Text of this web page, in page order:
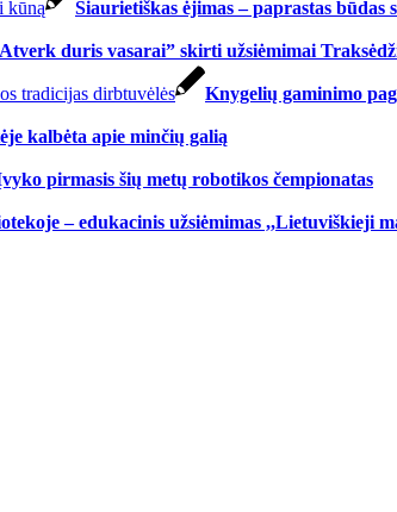
Šiaurietiškas ėjimas – paprastas būdas
duris vasarai” skirti užsiėmimai
Knygelių gaminimo
kalbėta apie minčių galią
pirmasis šių metų robotikos čempionatas
– edukacinis užsiėmimas ,,Lietuviškieji